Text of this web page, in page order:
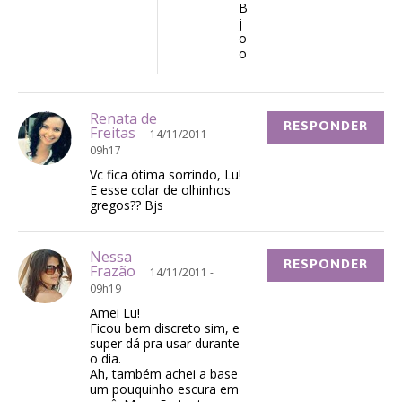
B
j
o
o
Renata de
Freitas
14/11/2011 -
09h17
Vc fica ótima sorrindo, Lu!
E esse colar de olhinhos
gregos?? Bjs
RESPONDER
Nessa
Frazão
14/11/2011 -
09h19
Amei Lu!
Ficou bem discreto sim, e
super dá pra usar durante
o dia.
Ah, também achei a base
um pouquinho escura em
RESPONDER